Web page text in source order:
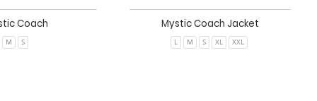
Coach
M S
Mystic Coach Jacket
L M S XL XXL